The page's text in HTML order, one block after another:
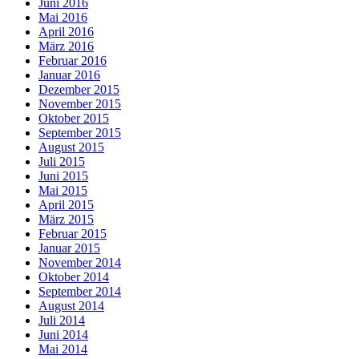
Mai 2016
April 2016
März 2016
Februar 2016
Januar 2016
Dezember 2015
November 2015
Oktober 2015
September 2015
August 2015
Juli 2015
Juni 2015
Mai 2015
April 2015
März 2015
Februar 2015
Januar 2015
November 2014
Oktober 2014
September 2014
August 2014
Juli 2014
Juni 2014
Mai 2014